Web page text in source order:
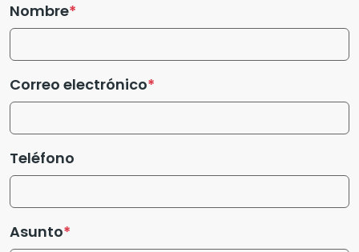
Nombre
Correo electrónico
Teléfono
Asunto